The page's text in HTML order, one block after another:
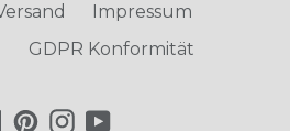
Impressum
GDPR Konformität
Facebook
PinterestInstagram
YouTube